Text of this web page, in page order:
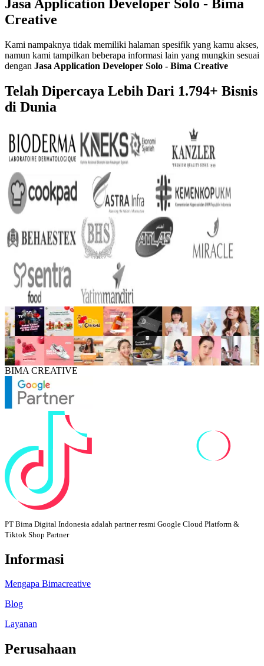
Jasa Application Developer Solo - Bima
Creative
Kami nampaknya tidak memiliki halaman spesifik yang kamu akses,
namun kami tampilkan beberapa informasi lain yang mungkin sesuai
dengan Jasa Application Developer Solo - Bima Creative
Telah Dipercaya Lebih Dari 1.794+ Bisnis
di Dunia
BIMA CREATIVE
PT Bima Digital Indonesia adalah partner resmi Google Cloud Platform &
Tiktok Shop Partner
Informasi
Mengapa Bimacreative
Blog
Layanan
Perusahaan